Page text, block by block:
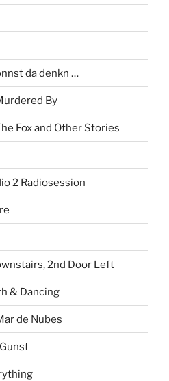
da denkn …
By
Fox and Other Stories
2 Radiosession
2nd Door Left
& Dancing
de Nubes